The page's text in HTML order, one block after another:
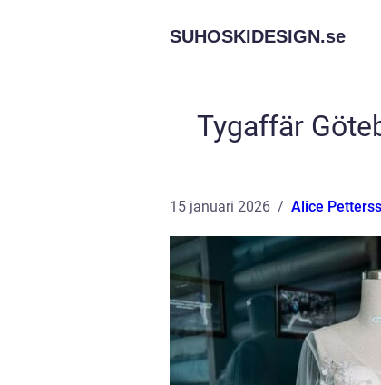
SUHOSKIDESIGN.se
Tygaffär
15 januari 2026 Alice